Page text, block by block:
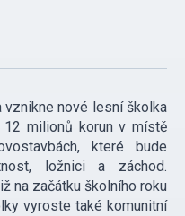
vznikne nové lesní školka
milionů korun v místě
které bude
ložnici a záchod.
na začátku školního roku
vyroste také komunitní